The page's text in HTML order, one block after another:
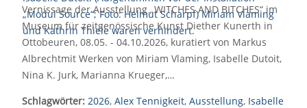
Vernissage der Ausstellung „WITCHES AND BITCHES“ im
Museum für zeitgenössische Kunst Diether Kunerth in
Ottobeuren, 08.05. - 04.10.2026, kuratiert von Markus
Albrechtmit Werken von Miriam Vlaming, Isabelle Dutoit,
Nina K. Jurk, Marianna Krueger,…
Schlagwörter: 2026, Alex Tennigkeit, Ausstellung, Isabelle